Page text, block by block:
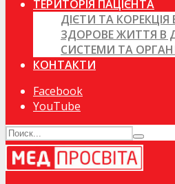
ТЕРИТОРІЯ ПАЦІЄНТА
ДІЄТИ ТА КОРЕКЦІЯ
ЗДОРОВЕ ЖИТТЯ В
СИСТЕМИ ТА
КОНТАКТИ
Facebook
YouTube